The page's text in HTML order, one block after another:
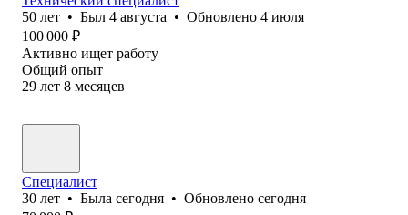
50 лет • Был 4 августа • Обновлено 4 июля
100 000 ₽
Активно ищет работу
Общий опыт
29 лет 8 месяцев
Специалист
30 лет • Была сегодня • Обновлено сегодня